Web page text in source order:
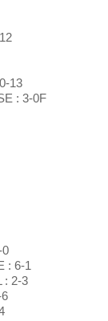
13
: 3-0F
0
: 6-1
: 2-3